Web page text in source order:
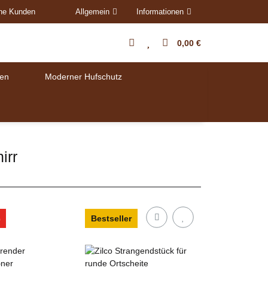
Kunden Allgemein Informationen
0,00 €
Moderner Hufschutz
Bestseller